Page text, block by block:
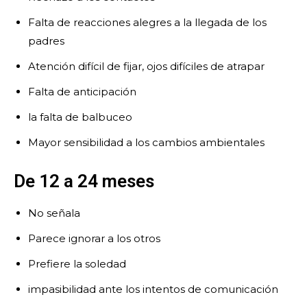
Falta de reacciones alegres a la llegada de los
padres
Atención difícil de fijar, ojos difíciles de atrapar
Falta de anticipación
la falta de balbuceo
Mayor sensibilidad a los cambios ambientales
De 12 a 24 meses
No señala
Parece ignorar a los otros
Prefiere la soledad
impasibilidad ante los intentos de comunicación